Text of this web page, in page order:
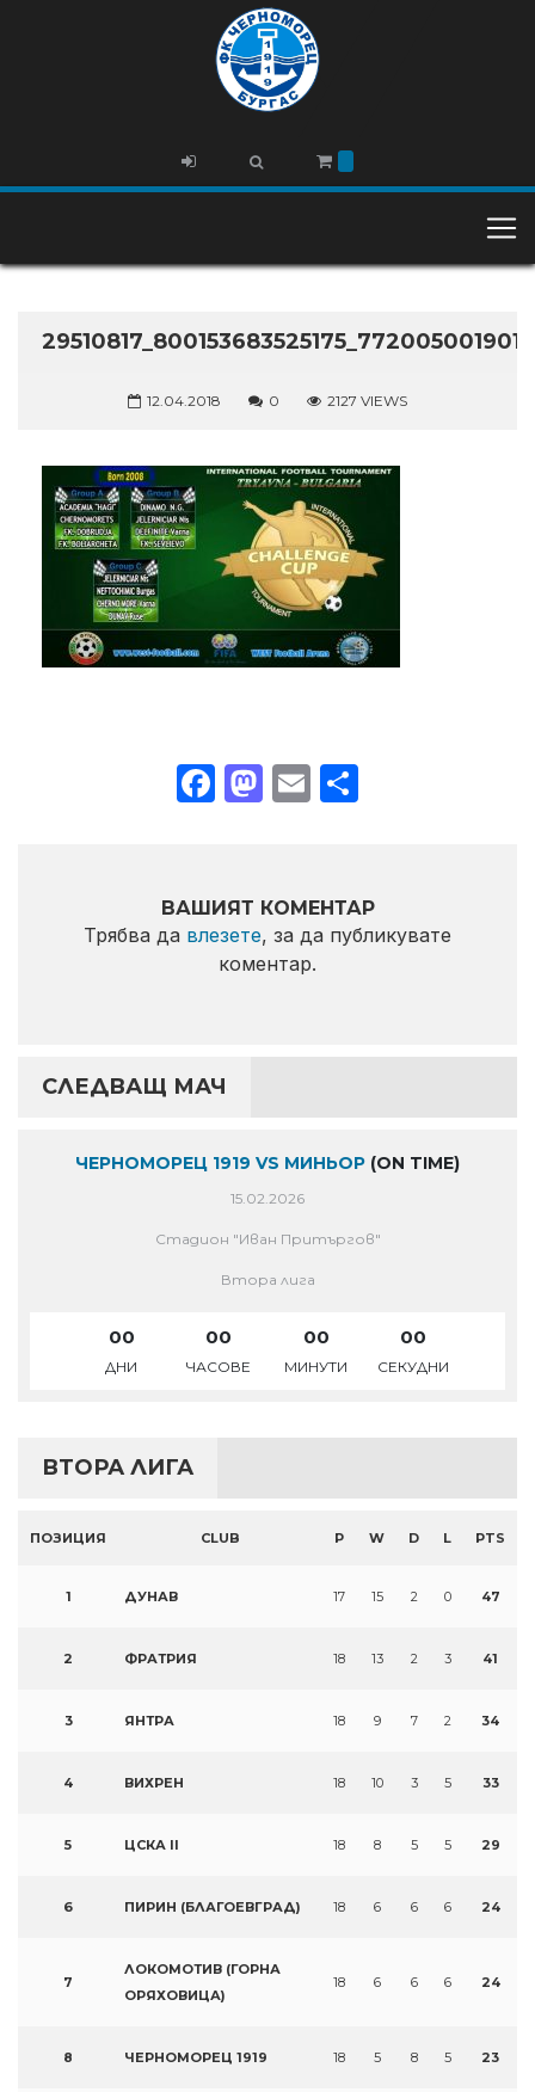
12.04.2018 0 2127 VIEWS
Facebook
Mastodon
Email
ВАШИЯТ КОМЕНТАР
Трябва да влезете, за да публикувате
коментар.
СЛЕДВАЩ МАЧ
ЧЕРНОМОРЕЦ 1919 VS МИНЬОР (ON TIME)
15.02.2026
Стадион "Иван Притъргов"
Втора лига
00
ДНИ
00
ЧАСОВЕ
00
МИНУТИ
00
СЕКУДНИ
ВТОРА ЛИГА
ПОЗИЦИЯ CLUB P W D L PTS
1 ДУНАВ 17 15 2 0 47
2 ФРАТРИЯ 18 13 2 3 41
3 ЯНТРА 18 9 7 2 34
4 ВИХРЕН 18 10 3 5 33
5 ЦСКА II 18 8 5 5 29
6 ПИРИН (БЛАГОЕВГРАД) 18 6 6 6 24
7
ЛОКОМОТИВ (ГОРНА
ОРЯХОВИЦА)
18 6 6 6 24
8 ЧЕРНОМОРЕЦ 1919 18 5 8 5 23